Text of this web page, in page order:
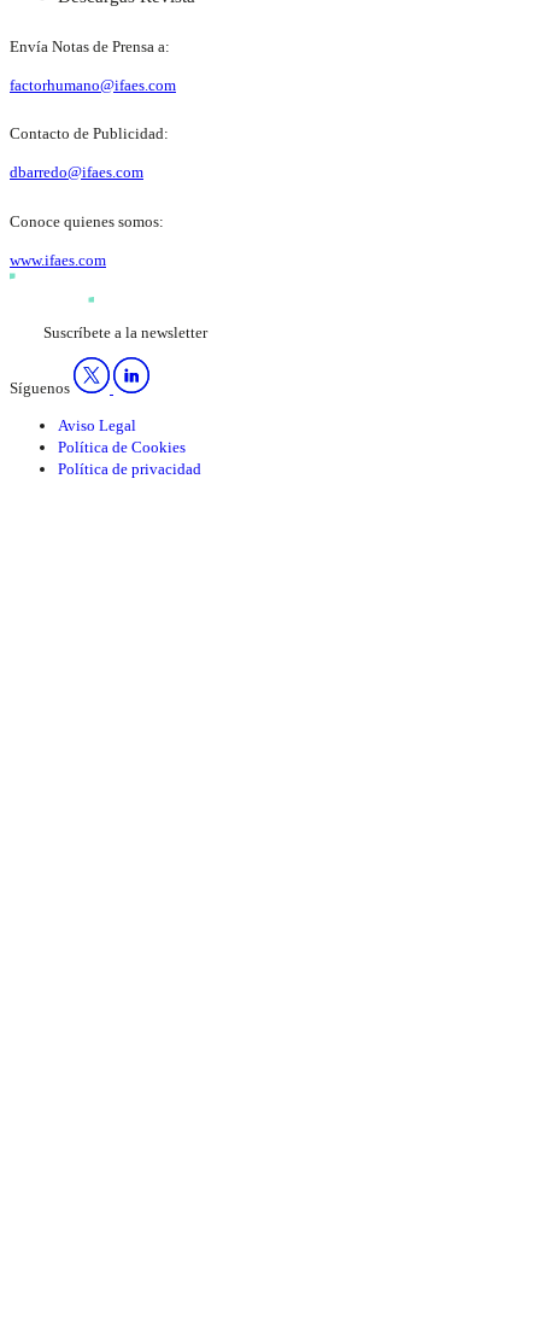
Envía Notas de Prensa a:
factorhumano@ifaes.com
Contacto de Publicidad:
dbarredo@ifaes.com
Conoce quienes somos:
www.ifaes.com
Suscríbete a la newsletter
Síguenos
Aviso Legal
Política de Cookies
Política de privacidad